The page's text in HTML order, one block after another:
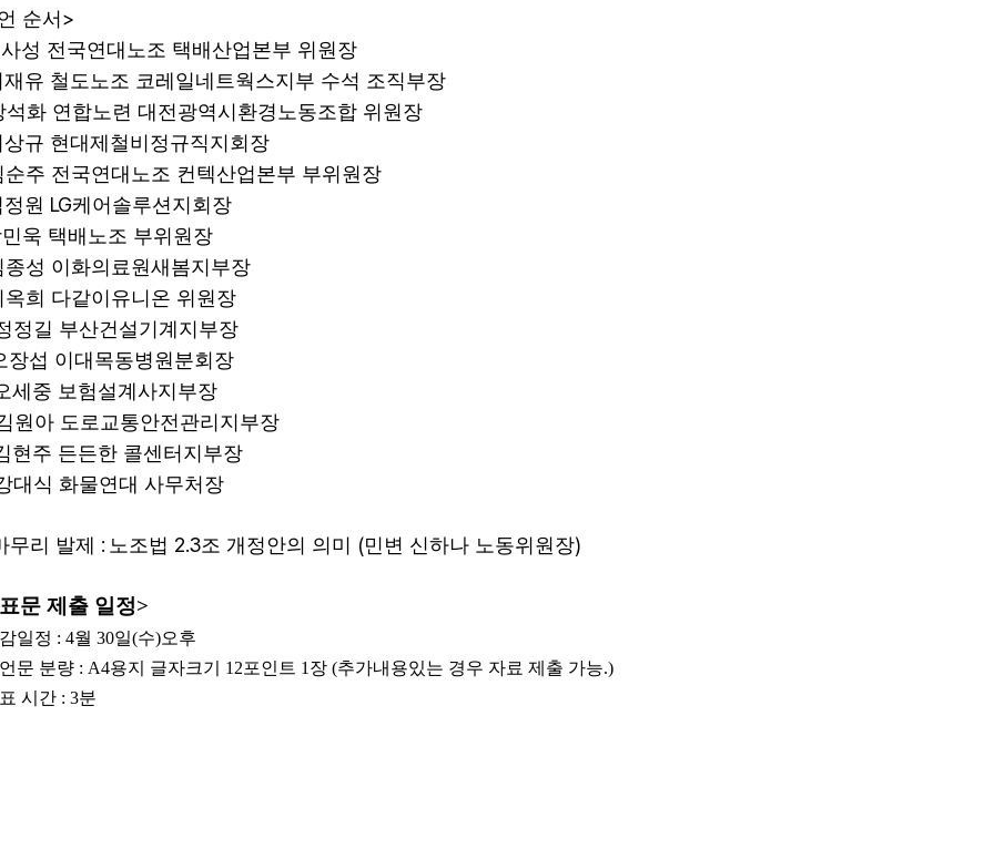
순서 >
성 전국연대노조 택배산업본부 위원장
재유 철도노조 코레일네트웍스지부 수석 조직부장
석화 연합노련 대전광역시환경노동조합 위원장
상규 현대제철비정규직지회장
순주 전국연대노조 컨텍산업본부 부위원장
원 LG케어솔루션지회장
욱 택배노조 부위원장
종성 이화의료원새봄지부장
옥희 다같이유니온 위원장
정길 부산건설기계지부장
장섭 이대목동병원분회장
세중 보험설계사지부장
원아 도로교통안전관리지부장
현주 든든한 콜센터지부장
대식 화물연대 사무처장
무리 발제 : 노조법 2.3조 개정안의 의미 (민변 신하나 노동위원장)
문 제출 일정>
일정 : 4월 30일(수)오후
문 분량 : A4용지 글자크기 12포인트 1 장 (추가내용있는 경우 자료 제출 가능.)
시간 : 3분